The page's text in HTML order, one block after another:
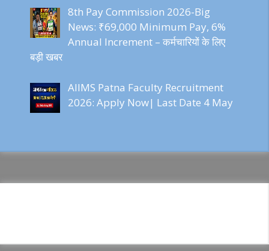
8th Pay Commission 2026-Big
News: ₹69,000 Minimum Pay, 6%
Annual Increment – कर्मचारियों के लिए
बड़ी खबर
AIIMS Patna Faculty Recruitment
2026: Apply Now| Last Date 4 May